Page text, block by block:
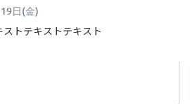
日(金)
トテキストテキスト